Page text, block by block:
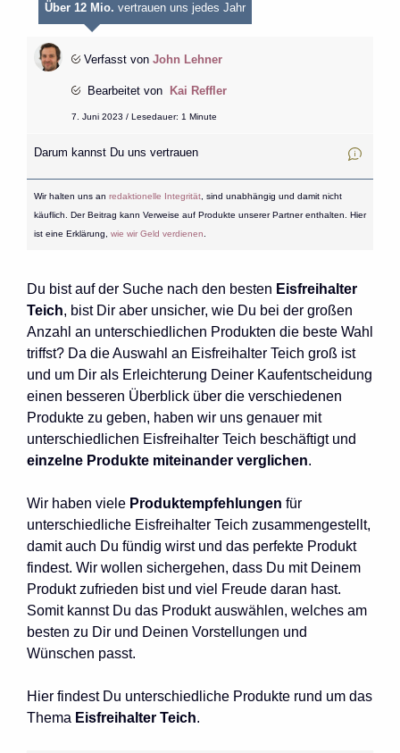
Über 12 Mio. vertrauen uns jedes Jahr
Verfasst von John Lehner
Bearbeitet von Kai Reffler
7. Juni 2023 / Lesedauer: 1 Minute
Darum kannst Du uns vertrauen
Wir halten uns an redaktionelle Integrität, sind unabhängig und damit nicht
käuflich. Der Beitrag kann Verweise auf Produkte unserer Partner enthalten. Hier
ist eine Erklärung, wie wir Geld verdienen
Du bist auf der Suche nach den besten Eisfreihalter
Teich, bist Dir aber unsicher, wie Du bei der großen
Anzahl an unterschiedlichen Produkten die beste Wahl
triffst? Da die Auswahl an Eisfreihalter Teich groß ist
und um Dir als Erleichterung Deiner Kaufentscheidung
einen besseren Überblick über die verschiedenen
Produkte zu geben, haben wir uns genauer mit
unterschiedlichen Eisfreihalter Teich beschäftigt und
einzelne Produkte miteinander verglichen.
Wir haben viele Produktempfehlungen für
unterschiedliche Eisfreihalter Teich zusammengestellt,
damit auch Du fündig wirst und das perfekte Produkt
findest. Wir wollen sichergehen, dass Du mit Deinem
Produkt zufrieden bist und viel Freude daran hast.
Somit kannst Du das Produkt auswählen, welches am
besten zu Dir und Deinen Vorstellungen und
Wünschen passt.
Hier findest Du unterschiedliche Produkte rund um das
Thema Eisfreihalter Teich.